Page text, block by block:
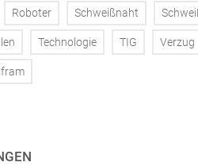
Roboter Schweißnaht
Technologie TIG Verzug